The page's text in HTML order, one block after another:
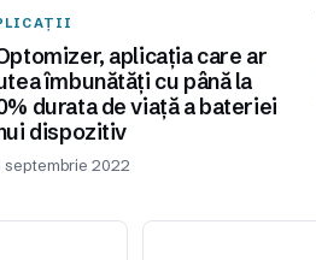
aplicația care ar
îmbunătăți cu până la
durata de viață a bateriei
dispozitiv
septembrie 2022